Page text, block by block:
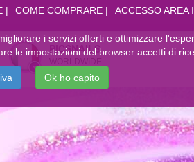
COME COMPRARE ACCESSO AREA
PICSNAILS
i servizi offerti e ottimizzare
le impostazioni del browser accetti di
Ok ho capito